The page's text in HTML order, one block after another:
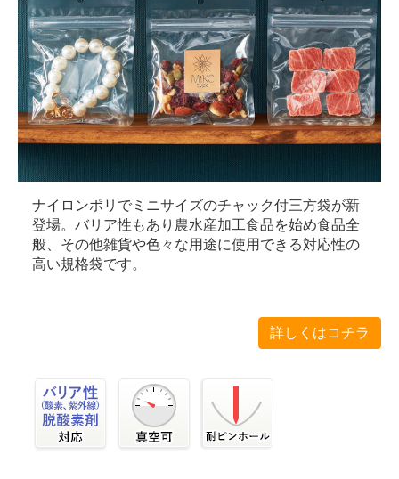
ナイロンポリでミニサイズのチャック付三方袋が新
登場。バリア性もあり農水産加工食品を始め食品全
般、その他雑貨や色々な用途に使用できる対応性の
高い規格袋です。
詳しくはコチラ